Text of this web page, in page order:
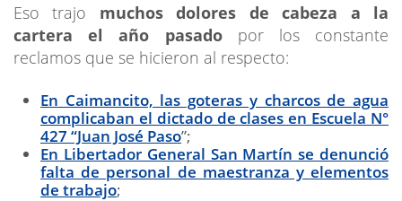
Eso trajo muchos dolores de cabeza a la
cartera el año pasadopor los constante
reclamos que se hicieron al respecto:
En Caimancito, las goteras y charcos de agua
complicaban el dictado de clases en Escuela N°
427 “Juan José Paso”;
En Libertador General San Martín se denunció
falta de personal de maestranza y elementos
de trabajo;